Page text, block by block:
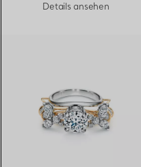
Details ansehen